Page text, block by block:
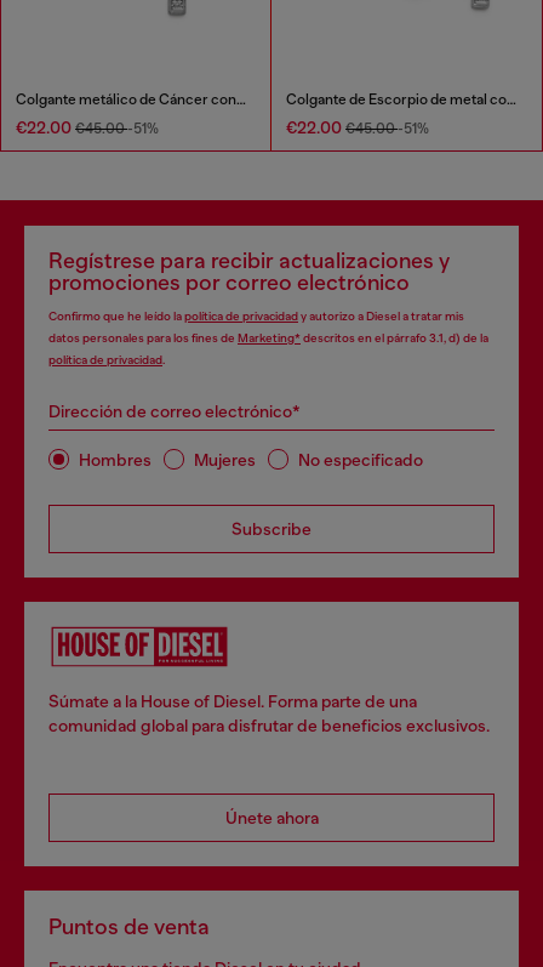
Colgante metálico de Cáncer con pedrería
€22.00 €45.00-51%
Colgante de Escorpio de metal con pedrería
€22.00 €45.00-51%
Regístrese para recibir actualizaciones y
promociones por correo electrónico
Confirmo que he leído lapolítica de privacidady autorizo a Diesel a tratar mis
datos personales para los fines de Marketing*descritos en el párrafo 3.1, d) de la
política de privacidad.
Dirección de correo electrónico*
Hombres Mujeres No especificado
Subscribe
Súmate a la House of Diesel. Forma parte de una
comunidad global para disfrutar de beneficios exclusivos.
Únete ahora
Puntos de venta